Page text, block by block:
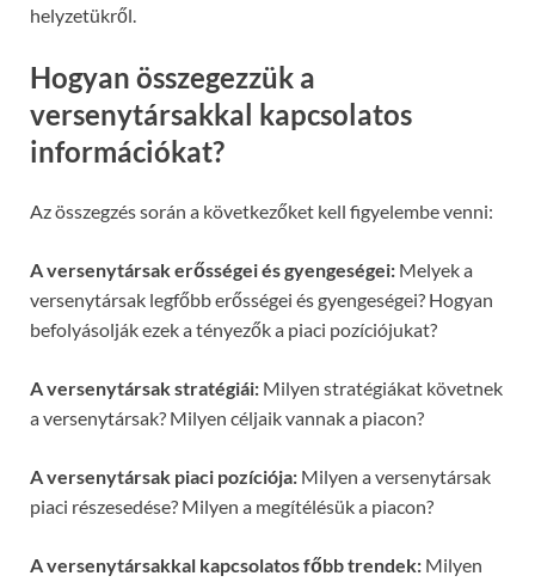
helyzetükről.
Hogyan összegezzük a
versenytársakkal kapcsolatos
információkat?
Az összegzés során a következőket kell figyelembe venni:
A versenytársak erősségei és gyengeségei: Melyek a
versenytársak legfőbb erősségei és gyengeségei? Hogyan
befolyásolják ezek a tényezők a piaci pozíciójukat?
A versenytársak stratégiái: Milyen stratégiákat követnek
a versenytársak? Milyen céljaik vannak a piacon?
A versenytársak piaci pozíciója: Milyen a versenytársak
piaci részesedése? Milyen a megítélésük a piacon?
A versenytársakkal kapcsolatos főbb trendek: Milyen